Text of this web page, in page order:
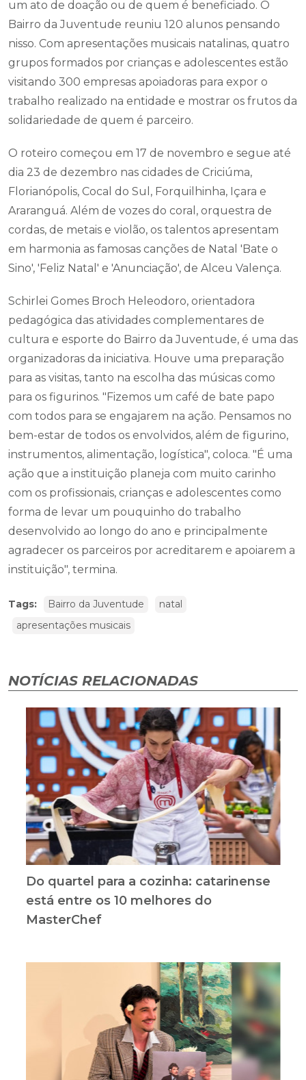
um ato de doação ou de quem é beneficiado. O
Bairro da Juventude reuniu 120 alunos pensando
nisso. Com apresentações musicais natalinas, quatro
grupos formados por crianças e adolescentes estão
visitando 300 empresas apoiadoras para expor o
trabalho realizado na entidade e mostrar os frutos da
solidariedade de quem é parceiro.
O roteiro começou em 17 de novembro e segue até
dia 23 de dezembro nas cidades de Criciúma,
Florianópolis, Cocal do Sul, Forquilhinha, Içara e
Araranguá. Além de vozes do coral, orquestra de
cordas, de metais e violão, os talentos apresentam
em harmonia as famosas canções de Natal 'Bate o
Sino', 'Feliz Natal' e 'Anunciação', de Alceu Valença.
Schirlei Gomes Broch Heleodoro, orientadora
pedagógica das atividades complementares de
cultura e esporte do Bairro da Juventude, é uma das
organizadoras da iniciativa. Houve uma preparação
para as visitas, tanto na escolha das músicas como
para os figurinos. "Fizemos um café de bate papo
com todos para se engajarem na ação. Pensamos no
bem-estar de todos os envolvidos, além de figurino,
instrumentos, alimentação, logística", coloca. "É uma
ação que a instituição planeja com muito carinho
com os profissionais, crianças e adolescentes como
forma de levar um pouquinho do trabalho
desenvolvido ao longo do ano e principalmente
agradecer os parceiros por acreditarem e apoiarem a
instituição", termina.
Tags: Bairro da Juventude
natal
apresentações musicais
NOTÍCIAS RELACIONADAS
Do quartel para a cozinha: catarinense
está entre os 10 melhores do
MasterChef